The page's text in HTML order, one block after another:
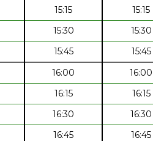
15:15 15:15
15:30 15:30
15:45 15:45
16:00 16:00
16:15 16:15
16:30 16:30
16:45 16:45